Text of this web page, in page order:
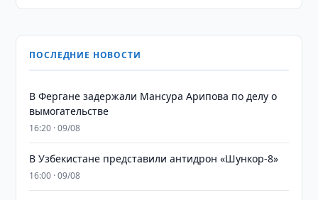
ПОСЛЕДНИЕ НОВОСТИ
В Фергане задержали Мансура Арипова по делу о
вымогательстве
16:20 · 09/08
В Узбекистане представили антидрон «Шункор-8»
16:00 · 09/08